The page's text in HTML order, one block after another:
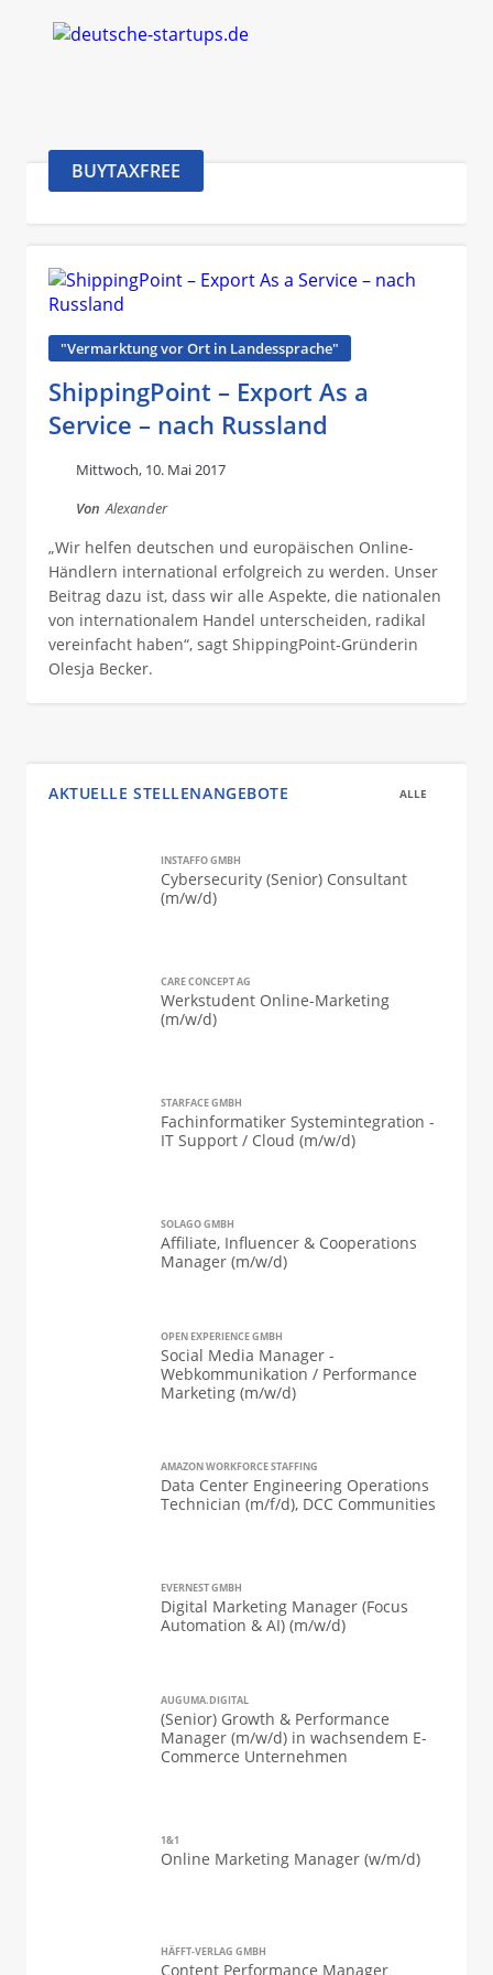
BUYTAXFREE
"Vermarktung vor Ort in Landessprache"
ShippingPoint – Export As a
Service – nach Russland
Mittwoch, 10. Mai 2017
Von Alexander
„Wir helfen deutschen und europäischen Online-
Händlern international erfolgreich zu werden. Unser
Beitrag dazu ist, dass wir alle Aspekte, die nationalen
von internationalem Handel unterscheiden, radikal
vereinfacht haben“, sagt ShippingPoint-Gründerin
Olesja Becker.
AKTUELLE STELLENANGEBOTE ALLE
INSTAFFO GMBH
Cybersecurity (Senior) Consultant
(m/w/d)
CARE CONCEPT AG
Werkstudent Online-Marketing
(m/w/d)
STARFACE GMBH
Fachinformatiker Systemintegration -
IT Support / Cloud (m/w/d)
SOLAGO GMBH
Affiliate, Influencer & Cooperations
Manager (m/w/d)
OPEN EXPERIENCE GMBH
Social Media Manager -
Webkommunikation / Performance
Marketing (m/w/d)
AMAZON WORKFORCE STAFFING
Data Center Engineering Operations
Technician (m/f/d), DCC Communities
EVERNEST GMBH
Digital Marketing Manager (Focus
Automation & AI) (m/w/d)
AUGUMA.DIGITAL
(Senior) Growth & Performance
Manager (m/w/d) in wachsendem E-
Commerce Unternehmen
1&1
Online Marketing Manager (w/m/d)
HÄFFT-VERLAG GMBH
Content Performance Manager